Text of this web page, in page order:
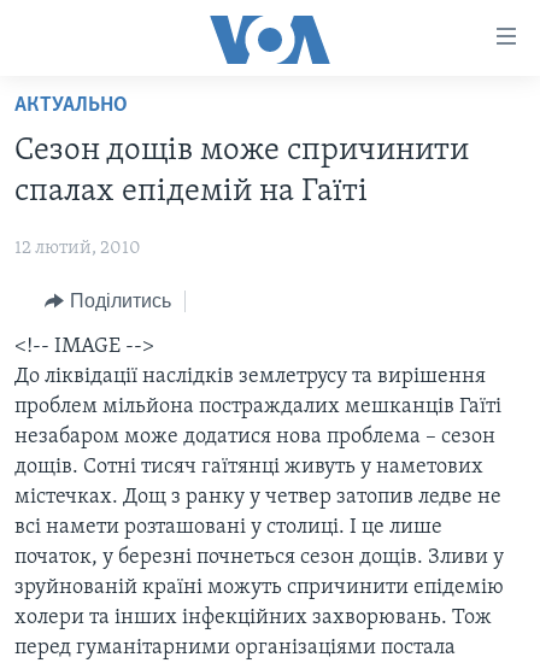
Перейти
матеріалу
Перейти
меню
Перейти
до
Пошуку
АКТУАЛЬНО
США
УКРАЇНА
ВІЙНА - ЦЕ ОСОБИСТЕ
УКРАЇНЦІ У СВІТІ
НАУКА
ЗДОРОВ'Я
КУЛЬТУРА
СУСПІЛЬСТВО
ЕКОНОМІКА
ІСТОРІЇ УСПІХУ УКРАЇНЦІВ
ПОЛІТИКА В США
АДМІНІСТРАЦІЯ ПРЕЗИДЕНТА ТРАМПА: ПЕРШІ 100
УКРАЇНЦІ В АМЕРИЦІ
УКРАЇНА
ІНТЕРВ'Ю
БОРОТЬБА З ДЕЗІНФОРМАЦІЄЮ
ТЕЛЕПРОГРАМИ
ЧАС-TIME
ENGLISH
АКТУАЛЬНО
Сезон дощів може спричинити
спалах епідемій на Гаїті
12 лютий, 2010
Поділитись
<!-- IMAGE -->
До ліквідації наслідків землетрусу та вирішення
проблем мільйона постраждалих мешканців Гаїті
незабаром може додатися нова проблема – сезон
дощів. Сотні тисяч гаїтянці живуть у наметових
містечках. Дощ з ранку у четвер затопив ледве не
всі намети розташовані у столиці. І це лише
початок, у березні почнеться сезон дощів. Зливи у
зруйнованій країні можуть спричинити епідемію
холери та інших інфекційних захворювань. Тож
перед гуманітарними організаціями постала